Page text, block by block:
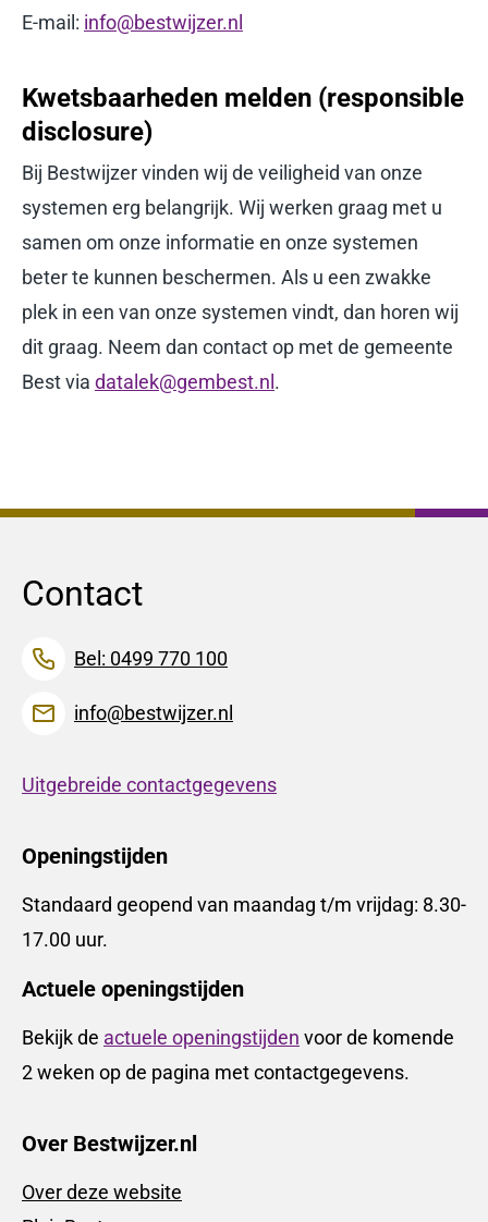
E-mail: info@bestwijzer.nl
Kwetsbaarheden melden (responsible
disclosure)
Bij Bestwijzer vinden wij de veiligheid van onze
systemen erg belangrĳk. Wij werken graag met u
samen om onze informatie en onze systemen
beter te kunnen beschermen. Als u een zwakke
plek in een van onze systemen vindt, dan horen wij
dit graag. Neem dan contact op met de gemeente
Best via datalek@gembest.nl .
Contact
Bel: 0499 770 100
info@bestwijzer.nl
Uitgebreide contactgegevens
Openingstijden
Standaard geopend van maandag t/m vrijdag: 8.30-
17.00 uur.
Actuele openingstijden
Bekijk de actuele openingstijden voor de komende
2 weken op de pagina met contactgegevens.
Over Bestwijzer.nl
Over deze website